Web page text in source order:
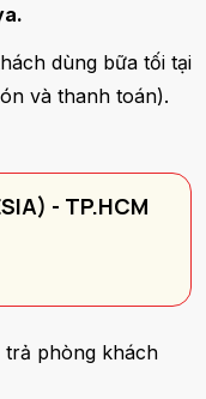
dùng bữa tối tại
và thanh toán).
- TP.HCM
trả phòng khách